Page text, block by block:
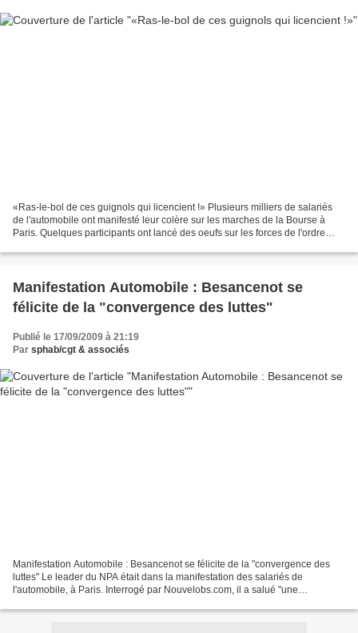
«Ras-le-bol de ces guignols qui licencient !» Plusieurs milliers de salariés
de l'automobile ont manifesté leur colère sur les marches de la Bourse à
Paris. Quelques participants ont lancé des oeufs sur les forces de l'ordre
Manifestation Automobile : Besancenot se
félicite de la "convergence des luttes"
Publié le 17/09/2009 à 21:19
Par sphab/cgt & associés
Manifestation Automobile : Besancenot se félicite de la "convergence des
luttes" Le leader du NPA était dans la manifestation des salariés de
l'automobile, à Paris. Interrogé par Nouvelobs.com, il a salué "une